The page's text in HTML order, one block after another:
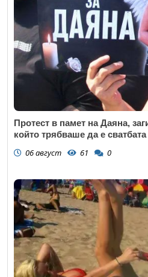
Протест в памет на Даяна,
който трябваше да е
06 август 61 0